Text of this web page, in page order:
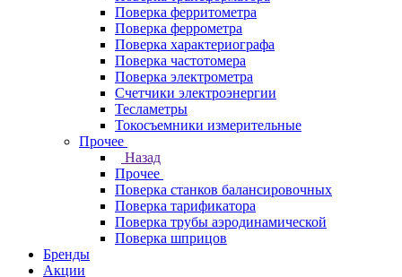
Поверка ферритометра
Поверка феррометра
Поверка характериографа
Поверка частотомера
Поверка электрометра
Счетчики электроэнергии
Тесламетры
Токосъемники измерительные
Прочее
Назад
Прочее
Поверка станков балансировочных
Поверка тарификатора
Поверка трубы аэродинамической
Поверка шприцов
Бренды
Акции